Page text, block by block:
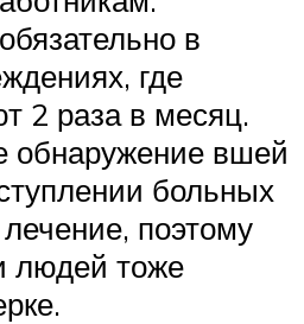
в
где
2 раза в месяц.
обнаружение вшей
больных
поэтому
людей тоже